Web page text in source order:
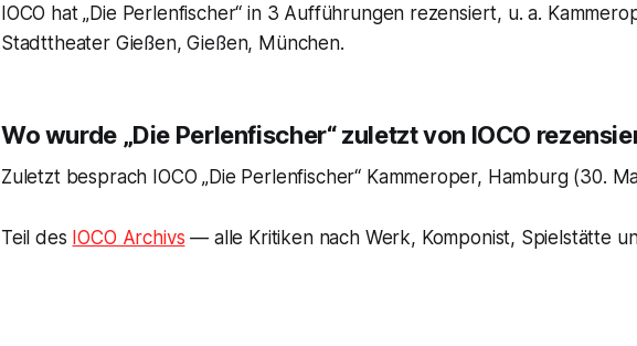
IOCO hat „Die Perlenfischer“ in 3 Aufführungen rezensiert, u. a.
Stadttheater Gießen, Gießen, München.
Wo wurde „Die Perlenfischer“ zuletzt von IOCO
Zuletzt besprach IOCO „Die Perlenfischer“ Kammeroper, Hamburg (30.
Teil des IOCO Archivs — alle Kritiken nach Werk, Komponist, Spielstätte